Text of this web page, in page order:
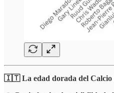
🇮🇹 La edad dorada del Calcio